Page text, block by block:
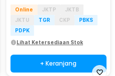
Online JKTP
JKTB
JKTU
TGR CKP
PBKS
PDPK
Lihat Ketersediaan Stok
+ Keranjang